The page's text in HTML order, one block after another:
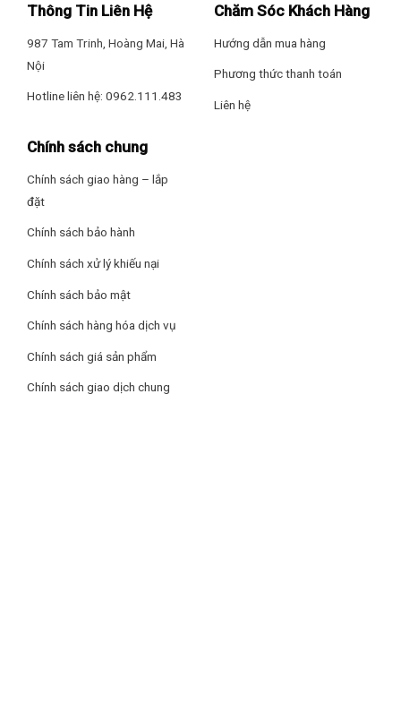
Thông Tin Liên Hệ
987 Tam Trinh, Hoàng Mai, Hà
Nội
Hotline liên hệ: 0962.111.483
Chăm Sóc Khách Hàng
Hướng dẫn mua hàng
Phương thức thanh toán
Liên hệ
Chính sách chung
Chính sách giao hàng – lắp
đặt
Chính sách bảo hành
Chính sách xử lý khiếu nại
Chính sách bảo mật
Chính sách hàng hóa dịch vụ
Chính sách giá sản phẩm
Chính sách giao dịch chung